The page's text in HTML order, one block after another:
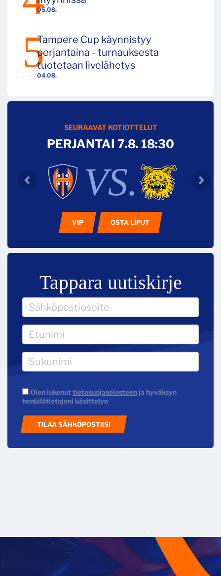
05.08.
04.08.
Tampere Cup käynnistyy
perjantaina - turnauksesta
tuotetaan livelähetys
SEURAAVAT KOTIOTTELUT
PERJANTAI 7.8. 18:30
VS.
VIP OSTA LIPUT
Tappara uutiskirje
Olen lukenuttietosuojaselosteen ja hyväksyn
henkilötietojeni käsittelyn
TILAA SÄHKÖPOSTIISI